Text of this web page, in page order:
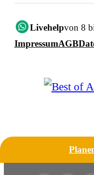
Livehelpvon 8
ImpressumAGB